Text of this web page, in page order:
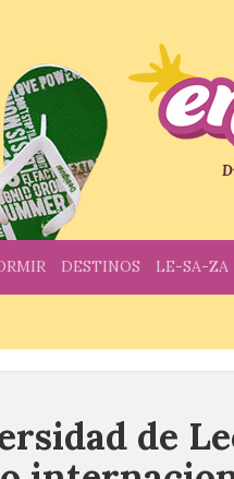
DESTINOS LE-SA-ZA
de